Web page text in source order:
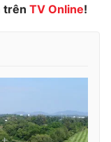
Việt
trên TV Online!